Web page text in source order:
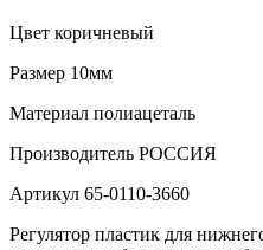
Цвет коричневый
Размер 10мм
Материал полиацеталь
Производитель РОССИЯ
Артикул 65-0110-3660
Регулятор пластик для